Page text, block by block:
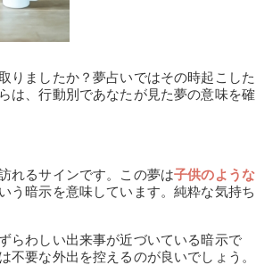
りましたか？夢占いではその時起こした
は、行動別であなたが見た夢の意味を確
れるサインです。この夢は子供のような
う暗示を意味しています。純粋な気持ち
らわしい出来事が近づいている暗示で
要な外出を控えるのが良いでしょう。